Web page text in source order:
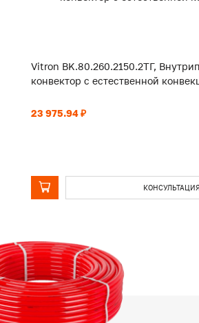
Vitron BK.80.260.2150.2ТГ,
конвектор с естественной
23 975.94 ₽
КОНСУЛЬТАЦИЯ